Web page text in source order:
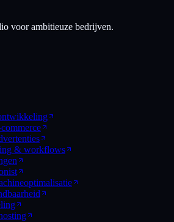
voor ambitieuze bedrijven.
& workflows